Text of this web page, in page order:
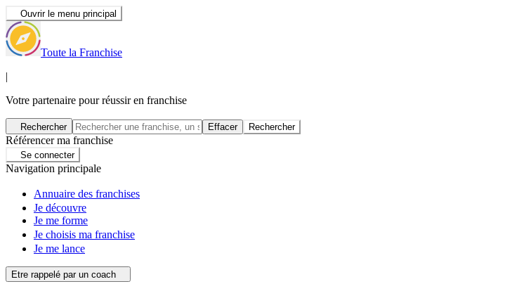
Ouvrir le menu principal
Toute la Franchise
|
Votre partenaire pour réussir en franchise
Rechercher Effacer Rechercher
Référencer ma franchise
Se connecter
Navigation principale
Annuaire des franchises
Je découvre
Je me forme
Je choisis ma franchise
Je me lance
Etre rappelé par un coach